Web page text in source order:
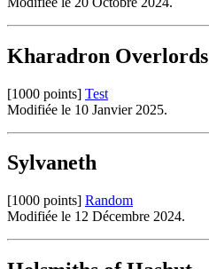
Kharadron Overlords
[1000 points] Test
Modifiée le 10 Janvier 2025.
Sylvaneth
[1000 points] Random
Modifiée le 12 Décembre 2024.